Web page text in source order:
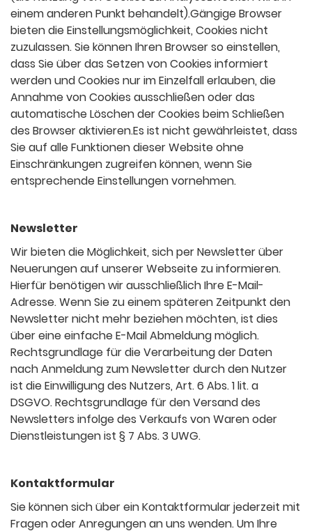
einem anderen Punkt behandelt).Gängige Browser
bieten die Einstellungsmöglichkeit, Cookies nicht
zuzulassen. Sie können Ihren Browser so einstellen,
dass Sie über das Setzen von Cookies informiert
werden und Cookies nur im Einzelfall erlauben, die
Annahme von Cookies ausschließen oder das
automatische Löschen der Cookies beim Schließen
des Browser aktivieren.Es ist nicht gewährleistet, dass
Sie auf alle Funktionen dieser Website ohne
Einschränkungen zugreifen können, wenn Sie
entsprechende Einstellungen vornehmen.
Newsletter
Wir bieten die Möglichkeit, sich per Newsletter über
Neuerungen auf unserer Webseite zu informieren.
Hierfür benötigen wir ausschließlich Ihre E-Mail-
Adresse. Wenn Sie zu einem späteren Zeitpunkt den
Newsletter nicht mehr beziehen möchten, ist dies
über eine einfache E-Mail Abmeldung möglich.
Rechtsgrundlage für die Verarbeitung der Daten
nach Anmeldung zum Newsletter durch den Nutzer
ist die Einwilligung des Nutzers, Art. 6 Abs. 1 lit. a
DSGVO. Rechtsgrundlage für den Versand des
Newsletters infolge des Verkaufs von Waren oder
Dienstleistungen ist § 7 Abs. 3 UWG.
Kontaktformular
Sie können sich über ein Kontaktformular jederzeit mit
Fragen oder Anregungen an uns wenden. Um Ihre